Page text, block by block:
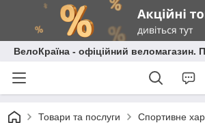
ВелоКраїна - офіційний веломагазин.
Товари та послуги Спортивне